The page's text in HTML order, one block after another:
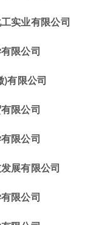
实业有限公司
限公司
)有限公司
限公司
限公司
展有限公司
限公司